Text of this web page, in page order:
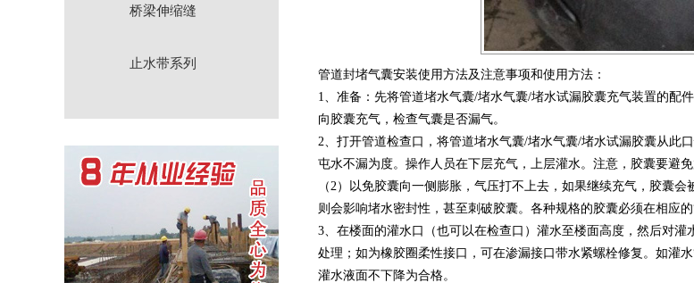
桥梁伸缩缝
止水带系列
管道封堵气囊安装使用方法及注意事项和使用方法：
1、准备：先将管道堵水气囊/堵水气囊/堵水试漏胶囊充气装置的配
向胶囊充气，检查气囊是否漏气。
2、打开管道检查口，将管道堵水气囊/堵水气囊/堵水试漏胶囊从此
屯水不漏为度。操作人员在下层充气，上层灌水。注意，胶囊要避
（2）以免胶囊向一侧膨胀，气压打不上去，如果继续充气，胶囊
则会影响堵水密封性，甚至刺破胶囊。各种规格的胶囊必须在相应
3、在楼面的灌水口（也可以在检查口）灌水至楼面高度，然后对
处理；如为橡胶圈柔性接口，可在渗漏接口带水紧螺栓修复。如灌
灌水液面不下降为合格。